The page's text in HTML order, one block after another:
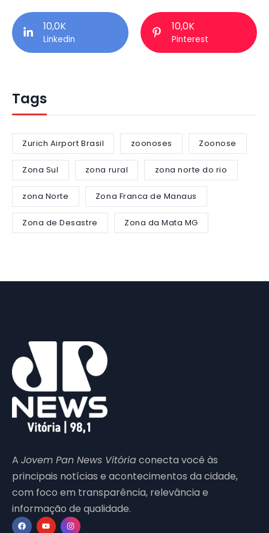
10,0K
Linkedin
10,0K
Pinterest
Tags
Zurich Airport Brasil zoonoses Zoonose
Zona Sul zona rural zona norte do rio
zona Norte Zona Franca de Manaus
Zona de Desastre Zona da Mata MG
A Jovem Pan News Vitóriaconecta você às
principais notícias e acontecimentos da cidade,
com foco em transparência, relevância e
informação de qualidade.